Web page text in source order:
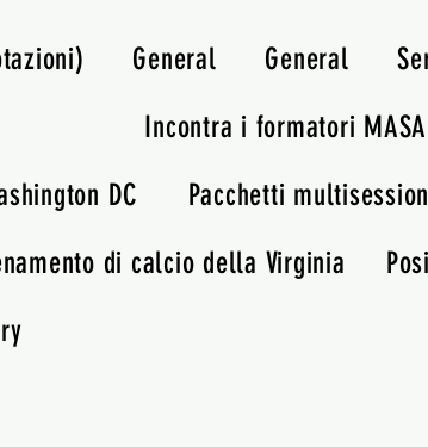
General General
Incontra i formatori MASA
DC
Pacchetti
di calcio della Virginia